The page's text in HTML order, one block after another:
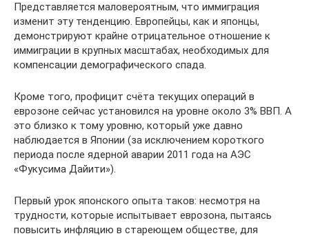
Представляется маловероятным, что иммиграция
изменит эту тенденцию. Европейцы, как и японцы,
демонстрируют крайне отрицательное отношение к
иммиграции в крупных масштабах, необходимых для
компенсации демографического спада.
Кроме того, профицит счёта текущих операций в
еврозоне сейчас установился на уровне около 3% ВВП. А
это близко к тому уровню, который уже давно
наблюдается в Японии (за исключением короткого
периода после ядерной аварии 2011 года на АЭС
«Фукусима Дайити»).
Первый урок японского опыта таков: несмотря на
трудности, которые испытывает еврозона, пытаясь
повысить инфляцию в стареющем обществе, для